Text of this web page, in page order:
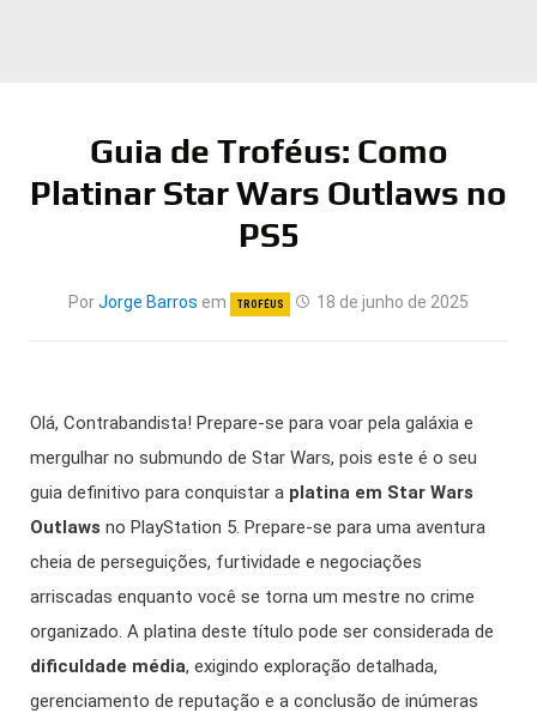
Guia de Troféus: Como
Platinar Star Wars Outlaws no
PS5
PorJorge Barros em TROFÉUS 18 de junho de 2025
Olá, Contrabandista! Prepare-se para voar pela galáxia e
mergulhar no submundo de Star Wars, pois este é o seu
guia definitivo para conquistar a platina em Star Wars
Outlaws no PlayStation 5. Prepare-se para uma aventura
cheia de perseguições, furtividade e negociações
arriscadas enquanto você se torna um mestre no crime
organizado. A platina deste título pode ser considerada de
dificuldade média, exigindo exploração detalhada,
gerenciamento de reputação e a conclusão de inúmeras